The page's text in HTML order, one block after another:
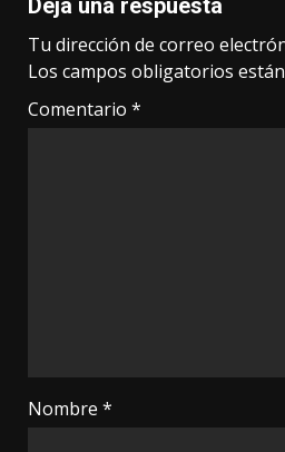
Tu dirección de correo
Los campos obligatorios
Comentario *
Nombre *